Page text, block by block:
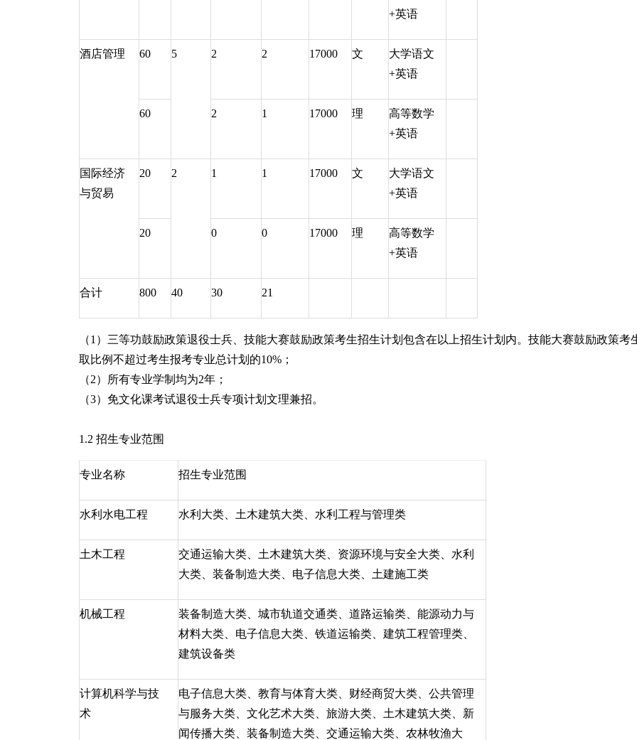
+英语
酒店管理 60 5 2 2 17000 文
大学语文
+英语
60 2 1 17000 理
高等数学
+英语
国际经济
与贸易
20 2 1 1 17000 文
大学语文
+英语
20 0 0 17000 理
高等数学
+英语
合计 800 40 30 21
（1）三等功鼓励政策退役士兵、技能大赛鼓励政策考生招生计划包含在以上招生计划内。技能大赛鼓励政策考
取比例不超过考生报考专业总计划的10%；
（2）所有专业学制均为2年；
（3）免文化课考试退役士兵专项计划文理兼招。
1.2 招生专业范围
专业名称 招生专业范围
水利水电工程 水利大类、土木建筑大类、水利工程与管理类
土木工程
交通运输大类、土木建筑大类、资源环境与安全大类、水利
大类、装备制造大类、电子信息大类、土建施工类
机械工程
装备制造大类、城市轨道交通类、道路运输类、能源动力与
材料大类、电子信息大类、铁道运输类、建筑工程管理类、
建筑设备类
计算机科学与技
术
电子信息大类、教育与体育大类、财经商贸大类、公共管理
与服务大类、文化艺术大类、旅游大类、土木建筑大类、新
闻传播大类、装备制造大类、交通运输大类、农林牧渔大